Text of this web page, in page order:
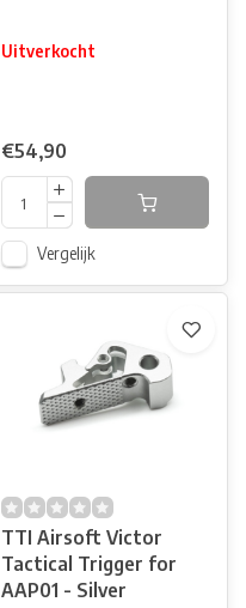
Uitverkocht
€54,90
Vergelijk
TTI Airsoft Victor
Tactical Trigger for
AAP01 - Silver